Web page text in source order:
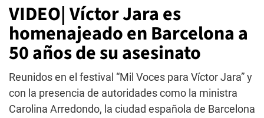
VIDEO| Víctor Jara es
homenajeado en Barcelona a
50 años de su asesinato
Reunidos en el festival “Mil Voces para Víctor Jara” y
con la presencia de autoridades como la ministra
Carolina Arredondo, la ciudad española de Barcelona